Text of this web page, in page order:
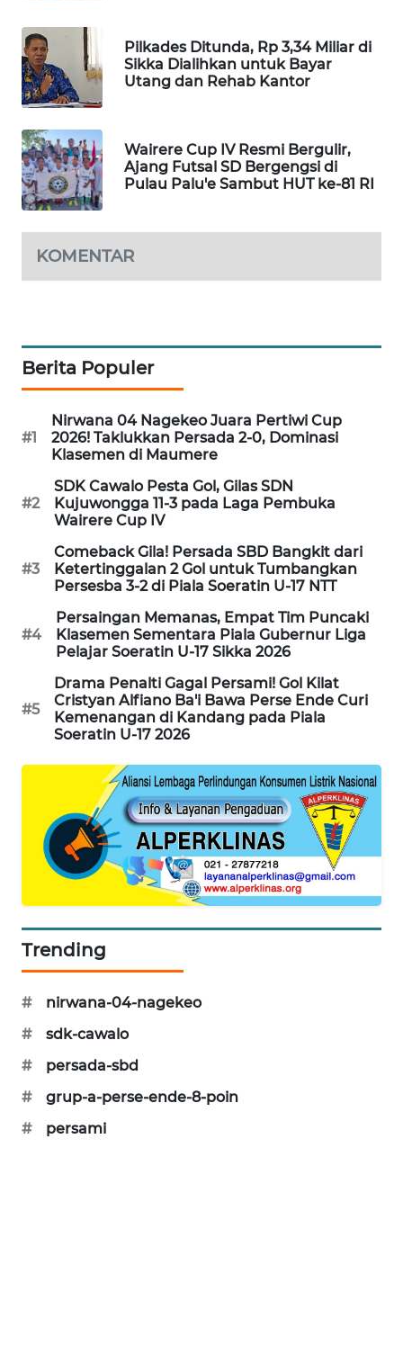
Pilkades Ditunda, Rp 3,34 Miliar di
Sikka Dialihkan untuk Bayar
Utang dan Rehab Kantor
Wairere Cup IV Resmi Bergulir,
Ajang Futsal SD Bergengsi di
Pulau Palu'e Sambut HUT ke-81 RI
KOMENTAR
Berita Populer
#1
Nirwana 04 Nagekeo Juara Pertiwi Cup
2026! Taklukkan Persada 2-0, Dominasi
Klasemen di Maumere
#2
SDK Cawalo Pesta Gol, Gilas SDN
Kujuwongga 11-3 pada Laga Pembuka
Wairere Cup IV
#3
Comeback Gila! Persada SBD Bangkit dari
Ketertinggalan 2 Gol untuk Tumbangkan
Persesba 3-2 di Piala Soeratin U-17 NTT
#4
Persaingan Memanas, Empat Tim Puncaki
Klasemen Sementara Piala Gubernur Liga
Pelajar Soeratin U-17 Sikka 2026
#5
Drama Penalti Gagal Persami! Gol Kilat
Cristyan Alfiano Ba'i Bawa Perse Ende Curi
Kemenangan di Kandang pada Piala
Soeratin U-17 2026
Trending
#
nirwana-04-nagekeo
#
sdk-cawalo
#
persada-sbd
#
grup-a-perse-ende-8-poin
#
persami
TV
WAHANANEWS
ID
WAHANANEWS
CO ID
WAHANANEWS
UMKM
SELEB
PERSONA
OTOMOTIF
HEALTH
DESA
WISATA
Network
KONSUMEN
LISTRIK
MASYARAKAT
KELISTRIKAN
ID
ID